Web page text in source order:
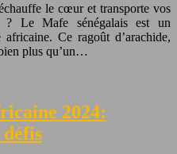
le cœur et transporte vos
? Le Mafe sénégalais est un
Ce ragoût d’arachide,
plus qu’un…
2024: